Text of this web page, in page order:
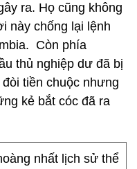
ra. Họ cũng không
này chống lại lệnh
Còn phía
thủ nghiệp dư đã bị
tiền chuộc nhưng
kẻ bắt cóc đã ra